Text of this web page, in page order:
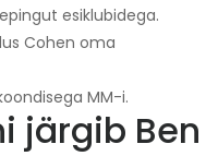
esiklubidega.
Cohen oma
MM-i.
järgib Ben